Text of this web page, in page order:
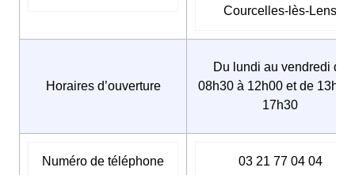
Courcelles-lès-Lens
Horaires d’ouverture
Du lundi au vendredi de
08h30 à 12h00 et de 13h30
17h30
Numéro de téléphone 03 21 77 04 04